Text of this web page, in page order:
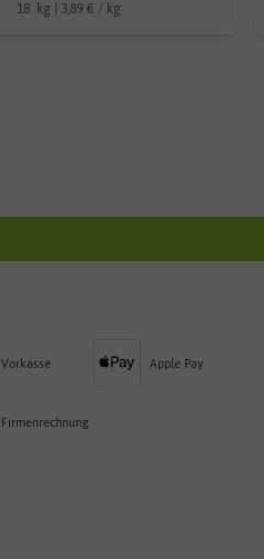
18 kg | 3,89 € / kg
Vorkasse Apple Pay
Firmenrechnung